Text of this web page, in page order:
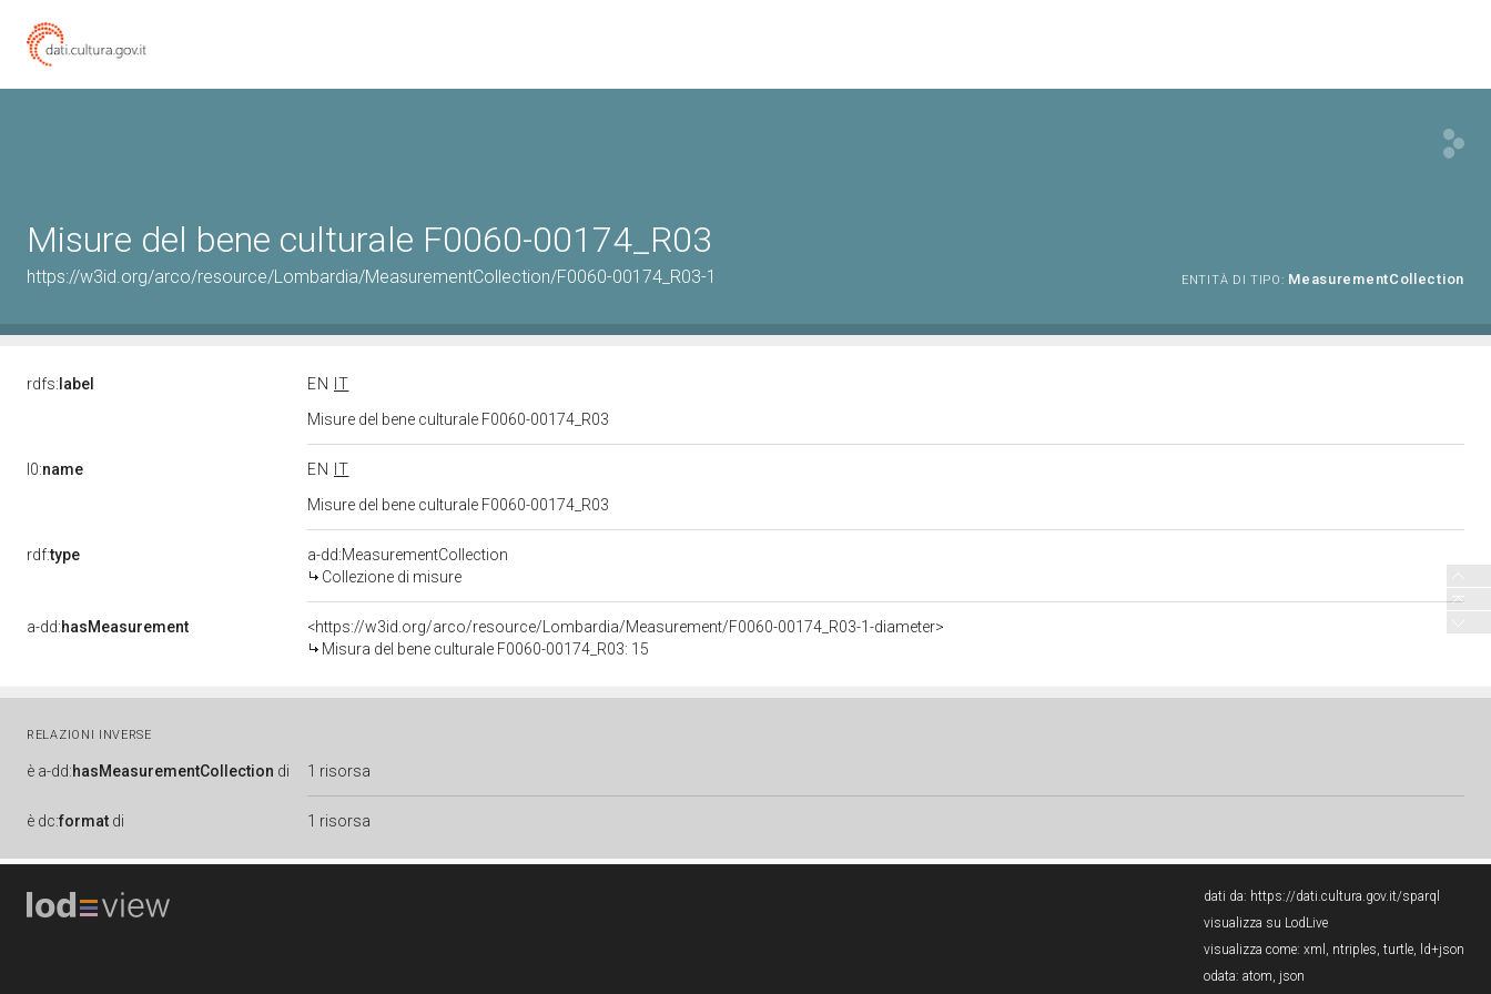
Misure del bene culturale F0060-00174_R03
https://w3id.org/arco/resource/Lombardia/MeasurementCollection/F0060-00174_R03-1 ENTITÀ DI TIPO: MeasurementCollection
rdfs: label EN
IT
Misure del bene culturale F0060-00174_R03
l0:name EN
IT
Misure del bene culturale F0060-00174_R03
rdf:type
a-dd:MeasurementCollection
Collezione di misure
a-dd:hasMeasurement
<https://w3id.org/arco/resource/Lombardia/Measurement/F0060-00174_R03-1-diameter>
Misura del bene culturale F0060-00174_R03: 15
RELAZIONI INVERSE
è a-dd:hasMeasurementCollection di 1 risorsa
è dc:format di 1 risorsa
dati da: https://dati.cultura.gov.it/sparql
visualizza su LodLive
visualizza come: xml , ntriples, turtle, ld+json
odata: atom, json